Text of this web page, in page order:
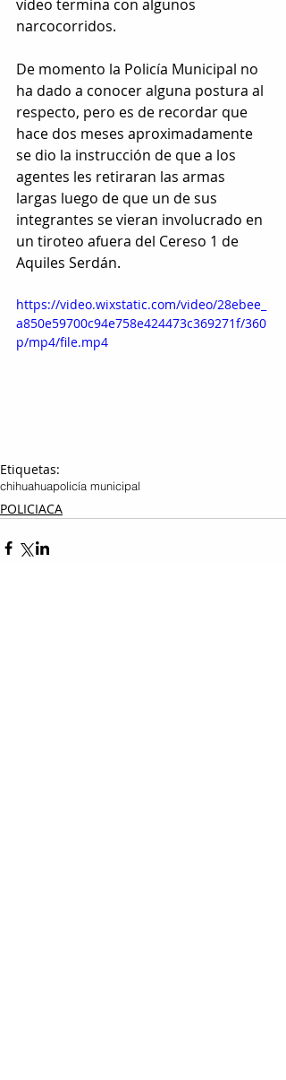
vídeo termina con algunos
narcocorridos.
De momento la Policía Municipal no
ha dado a conocer alguna postura al
respecto, pero es de recordar que
hace dos meses aproximadamente
se dio la instrucción de que a los
agentes les retiraran las armas
largas luego de que un de sus
integrantes se vieran involucrado en
un tiroteo afuera del Cereso 1 de
Aquiles Serdán.
https://video.wixstatic.com/video/28ebee_
a850e59700c94e758e424473c369271f/360
p/mp4/file.mp4
Etiquetas:
chihuahuapolicía municipal
POLICIACA